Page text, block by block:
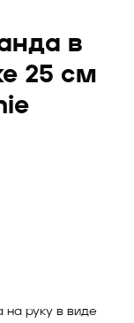
в
25 см
на руку в виде